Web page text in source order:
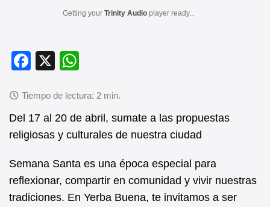
Getting your Trinity Audio player ready...
F
c
e
b
o
o
k
X
at
s
A
p
p
Del 17 al 20 de abril, sumate a las propuestas
religiosas y culturales de nuestra ciudad
Semana Santa es una época especial para
reflexionar, compartir en comunidad y vivir nuestras
tradiciones. En Yerba Buena, te invitamos a ser